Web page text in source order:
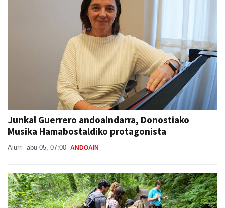
Junkal Guerrero andoaindarra, Donostiako
Musika Hamabostaldiko protagonista
Aiurri abu 05, 07:00 ANDOAIN